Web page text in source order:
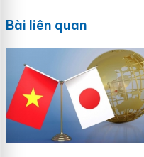
Bài liên quan